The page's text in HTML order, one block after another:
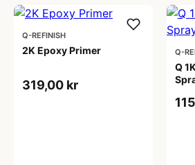
Q-REFINISH
2K Epoxy Primer
319,00 kr
Q-
Q